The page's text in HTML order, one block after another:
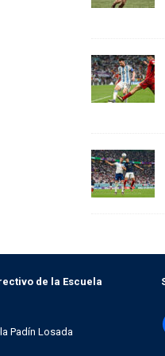
de la Escuela
Padín Losada